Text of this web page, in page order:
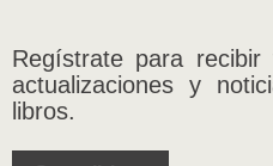
Regístrate para
actualizaciones y
libros.